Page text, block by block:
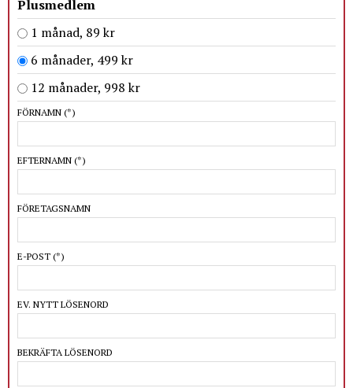
Plusmedlem
1 månad, 89 kr
6 månader, 499 kr
12 månader, 998 kr
FÖRNAMN (*)
EFTERNAMN (*)
FÖRETAGSNAMN
E-POST (*)
EV. NYTT LÖSENORD
BEKRÄFTA LÖSENORD